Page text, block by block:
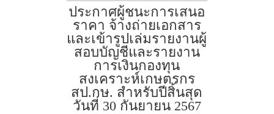
ประกาศผู้ชนะการเสนอ
ราคา จ้างถ่ายเอกสาร
และเข้ารูปเล่มรายงานผู้
สอบบัญชีและรายงาน
การเงินกองทุน
สงเคราะห์เกษตรกร
สป.กษ. สำหรับปีสิ้นสุด
วันที่ 30 กันยายน 2567